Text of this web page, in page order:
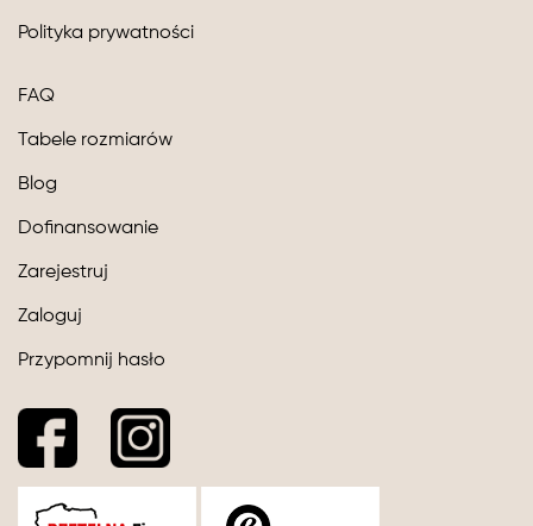
Polityka prywatności
FAQ
Tabele rozmiarów
Blog
Dofinansowanie
Zarejestruj
Zaloguj
Przypomnij hasło